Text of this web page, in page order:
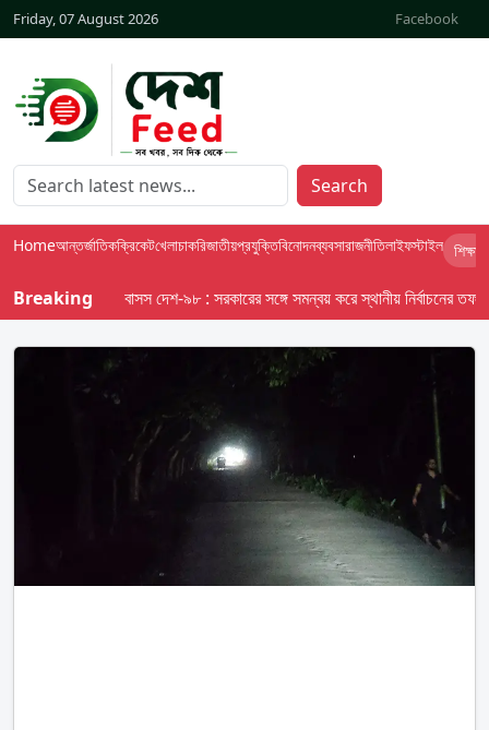
Friday, 07 August 2026 Facebook
Search
Homeআন্তর্জাতিকক্রিকেটখেলাচাকরিজাতীয়প্রযুক্তিবিনোদনব্যবসারাজনীতিলাইফস্টাইল শিক্ষা
Breaking বাসস দেশ-৯৮ : সরকারের সঙ্গে সমন্বয় করে স্থানীয় নির্বাচনের